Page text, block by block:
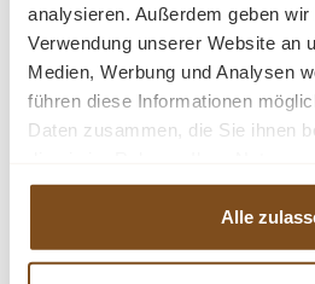
analysieren. Außerdem geben
Verwendung unserer Website an
Medien, Werbung und Analysen
führen diese Informationen
Daten zusammen, die Sie ihnen
haben.
Alle
Produktdetails
Material: Weichholz
Handarbeit / Premium
2 Türen & 1 Schublade
Handgefertigt nach alten